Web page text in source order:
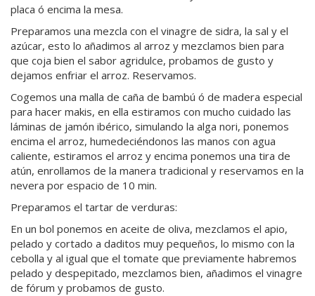
placa ó encima la mesa.
Preparamos una mezcla con el vinagre de sidra, la sal y el
azúcar, esto lo añadimos al arroz y mezclamos bien para
que coja bien el sabor agridulce, probamos de gusto y
dejamos enfriar el arroz. Reservamos.
Cogemos una malla de caña de bambú ó de madera especial
para hacer makis, en ella estiramos con mucho cuidado las
láminas de jamón ibérico, simulando la alga nori, ponemos
encima el arroz, humedeciéndonos las manos con agua
caliente, estiramos el arroz y encima ponemos una tira de
atún, enrollamos de la manera tradicional y reservamos en la
nevera por espacio de 10 min.
Preparamos el tartar de verduras:
En un bol ponemos en aceite de oliva, mezclamos el apio,
pelado y cortado a daditos muy pequeños, lo mismo con la
cebolla y al igual que el tomate que previamente habremos
pelado y despepitado, mezclamos bien, añadimos el vinagre
de fórum y probamos de gusto.